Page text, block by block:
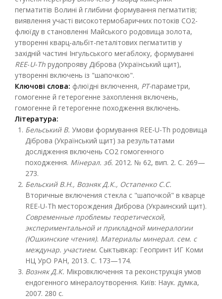
пегматитів Волині й глибини формування пегматитів;
виявлення участі високотермобаричних потоків СО2-
флюїду в становленні Майського родовища золота,
утворенні кварц-альбіт-петалітових пегматитів у
західній частині Інгульського мегаблоку, формуванні
REE-U-Th рудопрояву Діброва (Український щит),
утворенні включень із "шапочкою".
Ключові слова: флюїдні включення, РТ-параметри,
гомогенне й гетерогенне захоплення включень,
гомогенне й гетерогенне походження включень.
Література:
Бельський В. Умови формування REE-U-Th родовища
Діброва (Український щит) за результатами
дослідження включень СО2 гомогенного
походження. Мінерал. зб. 2012. № 62, вип. 2. С. 269—
273.
Бельский В.Н., Возняк Д.К., Остапенко С.С.
Вторичные включения стекла с "шапочкой" в кварце
REE-U-Th месторождения Диброва (Украинский щит).
Современные проблемы теоретической,
экспериментальной и прикладной минералогии
(Юшкинские чтения). Материалы минерал. сем. с
междунар. участием. Сыктывкар: Геопринт ИГ Коми
НЦ УрО РАН, 2013. С. 173—174.
Возняк Д.К. Мікровключення та реконструкція умов
ендогенного мінералоутворення. Київ: Наук. думка,
2007. 280 с.